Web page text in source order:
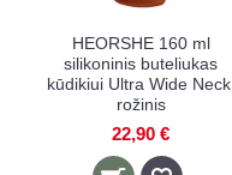
HEORSHE 160 ml
silikoninis buteliukas
kūdikiui Ultra Wide Neck,
rožinis
22,90 €